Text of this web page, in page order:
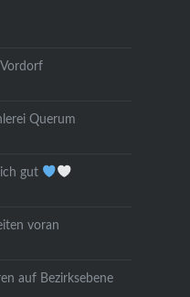
Querum
gut
voran
auf Bezirksebene